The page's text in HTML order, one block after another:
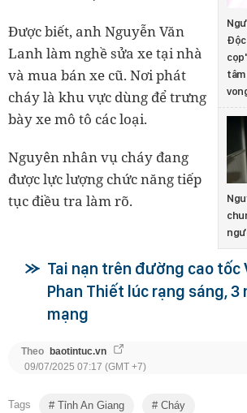
Độc
Được biết, anh Nguyễn Văn
Lanh làm nghề sửa xe tại nhà
và mua bán xe cũ. Nơi phát
cháy là khu vực dùng để trưng
bày xe mô tô các loại.
Nguyên nhân vụ cháy đang
được lực lượng chức năng tiếp
tục điều tra làm rõ.
Tai nạn trên đường cao tốc
Phan Thiết lúc rạng sáng,
mạng
Theo baotintuc.vn
09/07/2025 07:17 (GMT +7)
Tags Tỉnh An Giang Cháy